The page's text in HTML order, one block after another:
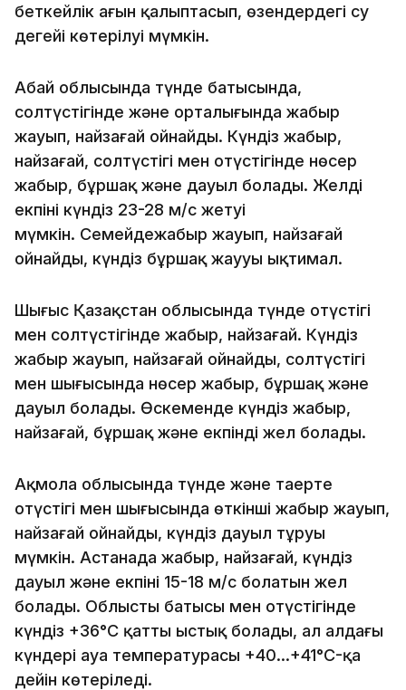
беткейлік ағын қалыптасып, өзендердегі су
деңгейі көтерілуі мүмкін.
Абай облысында түнде батысында,
солтүстігінде және орталығында жаңбыр
жауып, найзағай ойнайды. Күндіз жаңбыр,
найзағай, солтүстігі мен оңтүстігінде нөсер
жаңбыр, бұршақ және дауыл болады. Желдің
екпіні күндіз 23-28 м/с жетуі
мүмкін. Семейдежаңбыр жауып, найзағай
ойнайды, күндіз бұршақ жаууы ықтимал.
Шығыс Қазақстан облысында түнде оңтүстігі
мен солтүстігінде жаңбыр, найзағай. Күндіз
жаңбыр жауып, найзағай ойнайды, солтүстігі
мен шығысында нөсер жаңбыр, бұршақ және
дауыл болады. Өскеменде күндіз жаңбыр,
найзағай, бұршақ және екпінді жел болады.
Ақмола облысында түнде және таңертең
оңтүстігі мен шығысында өткінші жаңбыр жауып,
найзағай ойнайды, күндіз дауыл тұруы
мүмкін. Астанада жаңбыр, найзағай, күндіз
дауыл және екпіні 15-18 м/с болатын жел
болады. Облыстың батысы мен оңтүстігінде
күндіз +36°C қатты ыстық болады, ал алдағы
күндері ауа температурасы +40…+41°C-қа
дейін көтеріледі.